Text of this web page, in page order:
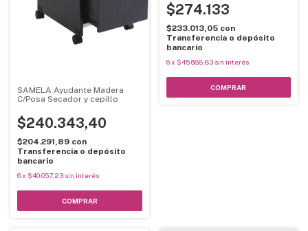
SAMELA Ayudante Madera
C/Posa Secador y cepillo
$240.343,40
$204.291,89 con
Transferencia o depósito
bancario
6x $40.057,23 sin interés
$274.133
$233.013,05 con
Transferencia o depósito
bancario
6 x $45.688,83 sin interés